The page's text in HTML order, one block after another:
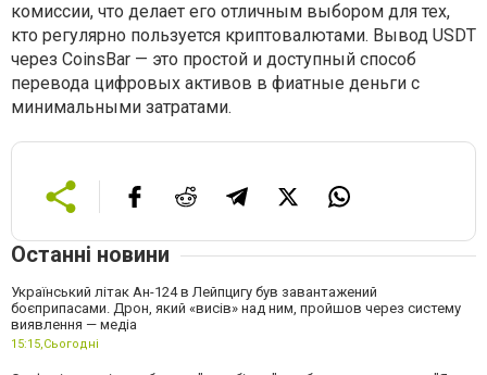
комиссии, что делает его отличным выбором для тех,
кто регулярно пользуется криптовалютами. Вывод USDT
через CoinsBar — это простой и доступный способ
перевода цифровых активов в фиатные деньги с
минимальными затратами.
Останні новини
Український літак Ан-124 в Лейпцигу був завантажений
боєприпасами. Дрон, який «висів» над ним, пройшов через систему
виявлення — медіа
15:15,Сьогодні